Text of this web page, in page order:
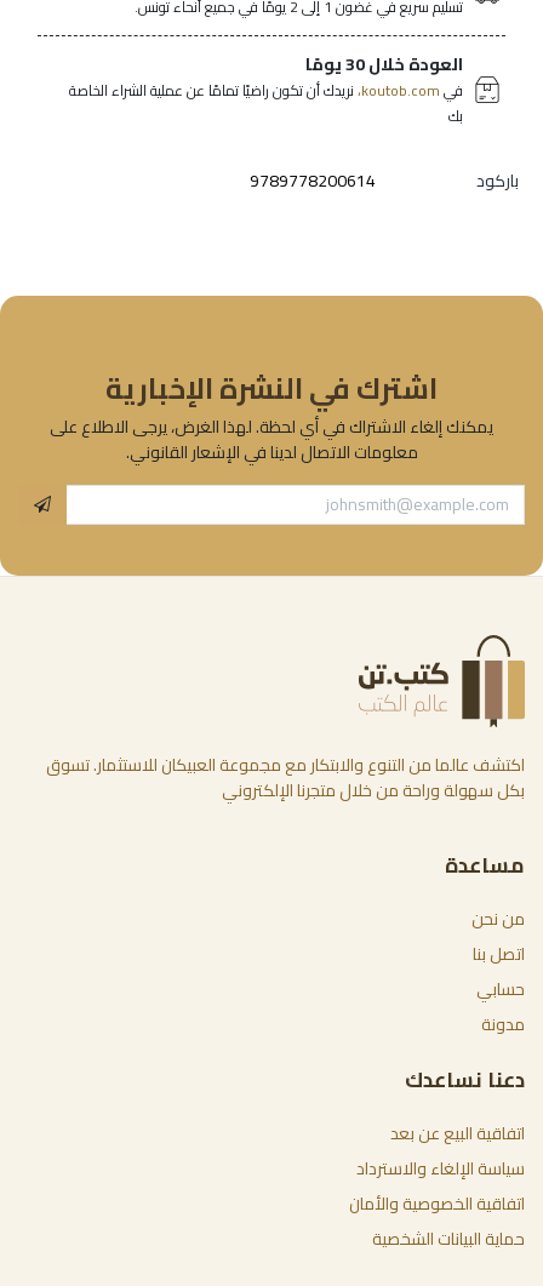
تسليم سريع في غضون 1 إلى 2 يومًا في جميع أنحاء تونس.
العودة خلال 30 يومًا
فيkoutob.com، نريدك أن تكون راضيًا تمامًا عن عملية الشراء الخاصة
بك
باركود 9789778200614
اشترك في النشرة الإخبارية
يمكنك إلغاء الاشتراك في أي لحظة. لهذا الغرض، يرجى الاطلاع على
معلومات الاتصال لدينا في الإشعار القانوني.
اكتشف عالما من التنوع والابتكار مع مجموعة العبيكان للاستثمار. تسوق
بكل سهولة وراحة من خلال متجرنا الإلكتروني
مساعدة
من نحن
اتصل بنا
حسابي
مدونة
دعنا نساعدك
اتفاقية البيع عن بعد
سياسة الإلغاء والاسترداد
اتفاقية الخصوصية والأمان
حماية البيانات الشخصية